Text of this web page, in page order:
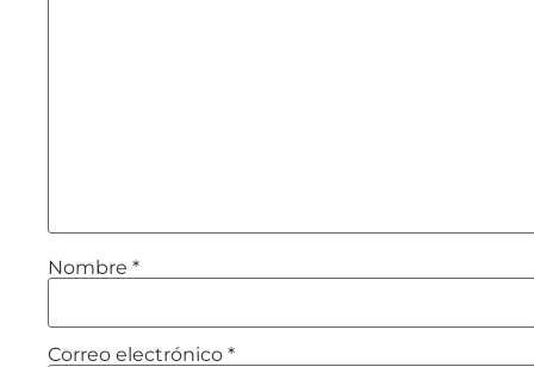
Nombre *
Correo electrónico *